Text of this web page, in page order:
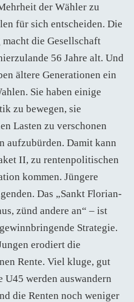
der Wähler zu
für sich entscheiden. Die
die Gesellschaft
56 Jahre alt. Und
ältere Generationen ein
Sie haben einige
zu bewegen, sie
Lasten zu verschonen
aufzubürden. Damit kann
II, zu rentenpolitischen
kommen. Jüngere
Das „Sankt Florian-
zünd andere an“ – ist
Strategie.
erodiert die
Rente. Viel kluge, gut
werden auswandern
die Renten noch weniger